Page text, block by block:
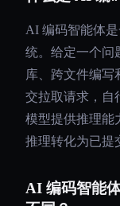
AI 编码智能体
统。给定一个问
库、跨文件编写
交拉取请求，自
模型提供推理能
推理转化为已提
AI 编码智能